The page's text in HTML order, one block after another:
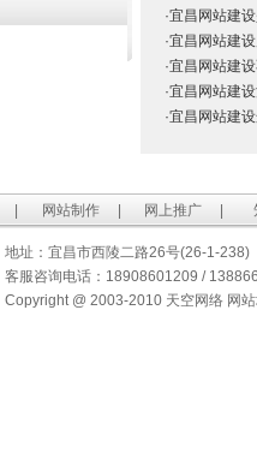
·宜昌网站建
·宜昌网站建
·宜昌网站建
·宜昌网站建
·宜昌网站建
网站制作 网上推广
地址：宜昌市西陵二路26号(26-1-238)
客服咨询电话：18908601209 /
Copyright @ 2003-2010 天空网络 网